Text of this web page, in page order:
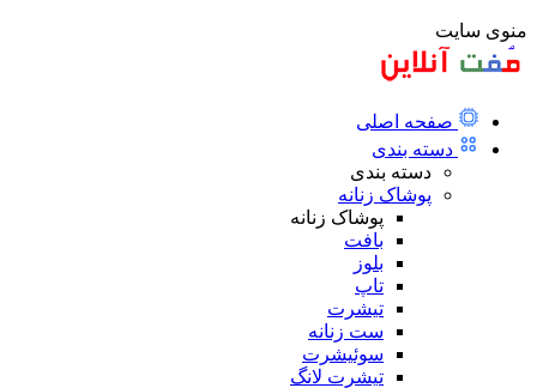
منوی سایت
صفحه اصلی
دسته بندی
دسته بندی
پوشاک زنانه
پوشاک زنانه
بافت
بلوز
تاپ
تیشرت
ست زنانه
سوئیشرت
تیشرت لانگ